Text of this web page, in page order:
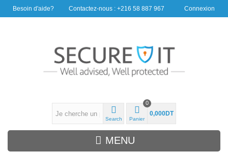
Besoin d'aide? Contactez-nous : +216 58 887 967 Connexion
Search Panier
0
0,000DT
MENU